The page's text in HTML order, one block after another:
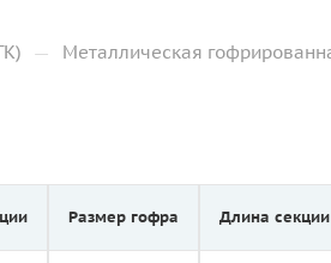
— Металлическая
Размер гофра Длина секции